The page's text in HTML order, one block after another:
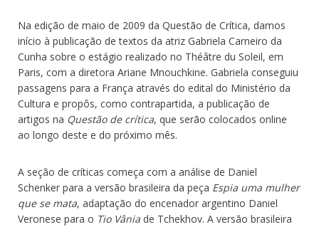
Na edição de maio de 2009 da Questão de Crítica, damos
início à publicação de textos da atriz Gabriela Carneiro da
Cunha sobre o estágio realizado no Théâtre du Soleil, em
Paris, com a diretora Ariane Mnouchkine. Gabriela conseguiu
passagens para a França através do edital do Ministério da
Cultura e propôs, como contrapartida, a publicação de
artigos na Questão de crítica, que serão colocados online
ao longo deste e do próximo mês.
A seção de críticas começa com a análise de Daniel
Schenker para a versão brasileira da peça Espia uma mulher
que se mata, adaptação do encenador argentino Daniel
Veronese para o Tio Vânia de Tchekhov. A versão brasileira